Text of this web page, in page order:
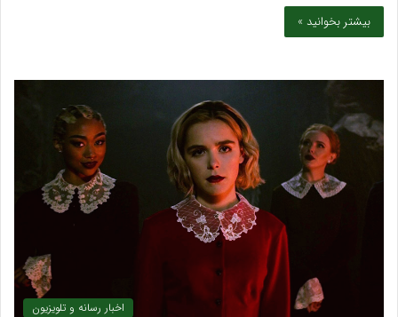
بیشتر بخوانید »
اخبار رسانه و تلویزیون